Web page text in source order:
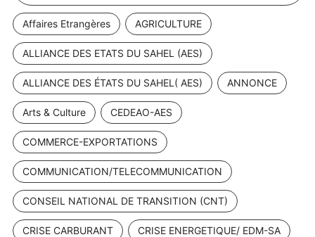
Affaires Etrangères AGRICULTURE
ALLIANCE DES ETATS DU SAHEL (AES)
ALLIANCE DES ÉTATS DU SAHEL( AES) ANNONCE
Arts & Culture CEDEAO-AES
COMMERCE-EXPORTATIONS
COMMUNICATION/TELECOMMUNICATION
CONSEIL NATIONAL DE TRANSITION (CNT)
CRISE CARBURANT CRISE ENERGETIQUE/ EDM-SA